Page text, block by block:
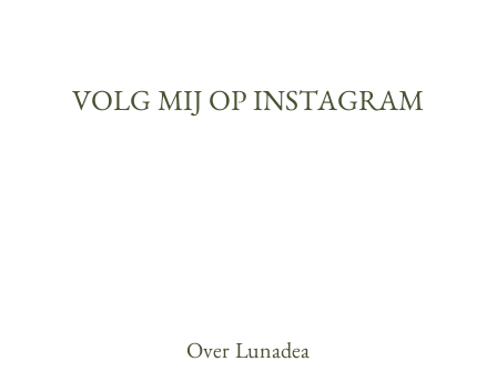
VOLG MIJ OP INSTAGRAM
Over Lunadea